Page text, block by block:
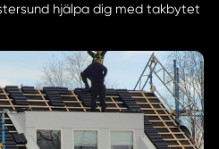
hjälpa dig med takbytet